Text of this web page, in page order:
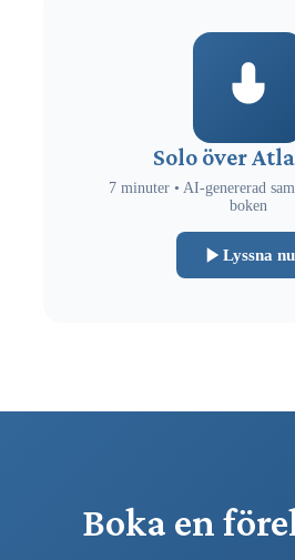
Solo över
7 minuter • AI-genererad
boken
Lyssna nu
Boka en